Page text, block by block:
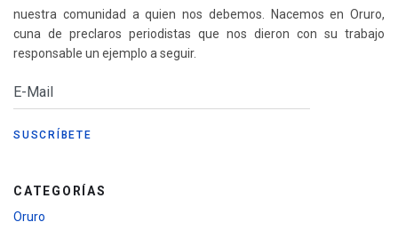
nuestra comunidad a quien nos debemos. Nacemos en Oruro,
cuna de preclaros periodistas que nos dieron con su trabajo
responsable un ejemplo a seguir.
CATEGORÍAS
Oruro